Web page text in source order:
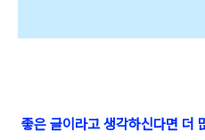
좋은 글이라고 생각하신다면 더